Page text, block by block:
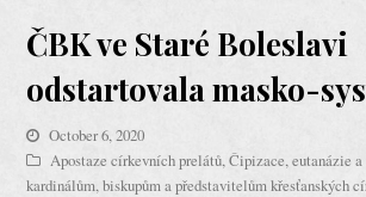
ČBK ve Staré Boleslavi
odstartovala masko-
October 6, 2020
Apostaze církevních prelátů,Čipizace, eutanázie
kardinálům, biskupům a představitelům křesťanských